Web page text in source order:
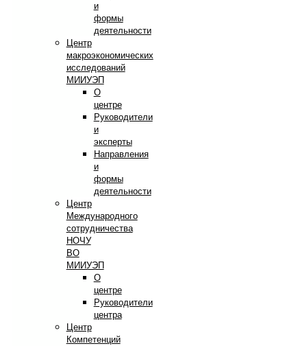
и
формы
деятельности
Центр
макроэкономических
исследований
МИИУЭП
О
центре
Руководители
и
эксперты
Направления
и
формы
деятельности
Центр
Международного
сотрудничества
НОЧУ
ВО
МИИУЭП
О
центре
Руководители
центра
Центр
Компетенций